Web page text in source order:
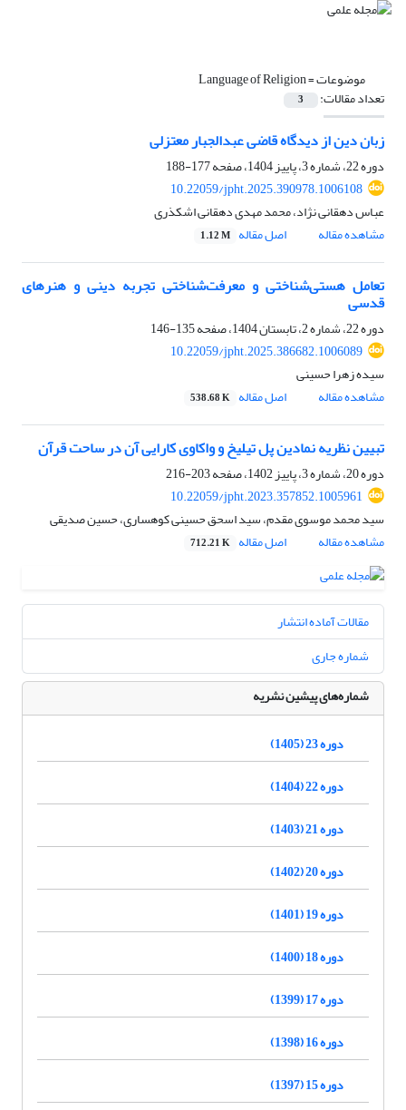
موضوعات =Language of Religion
تعداد مقالات: 3
زبان دین از دیدگاه قاضی عبدالجبار معتزلی
دوره 22، شماره 3، پاییز 1404، صفحه
177-188
10.22059/jpht.2025.390978.1006108
عباس دهقانی نژاد، محمد مهدی دهقانی اشکذری
مشاهده مقاله
اصل مقاله 1.12 M
تعامل هستی‌شناختی و معرفت‌شناختی تجربه دینی و هنرهای
قدسی
دوره 22، شماره 2، تابستان 1404، صفحه
135-146
10.22059/jpht.2025.386682.1006089
سیده زهرا حسینی
مشاهده مقاله
اصل مقاله 538.68 K
تبیین نظریه نمادین پل تیلیخ و واکاوی کارایی آن در ساحت قرآن
دوره 20، شماره 3، پاییز 1402، صفحه
203-216
10.22059/jpht.2023.357852.1005961
سید محمد موسوی مقدم، سید اسحق حسینی کوهساری، حسین صدیقی
مشاهده مقاله
اصل مقاله 712.21 K
مقالات آماده انتشار
شماره جاری
شماره‌های پیشین نشریه
دوره 23 (1405)
دوره 22 (1404)
دوره 21 (1403)
دوره 20 (1402)
دوره 19 (1401)
دوره 18 (1400)
دوره 17 (1399)
دوره 16 (1398)
دوره 15 (1397)